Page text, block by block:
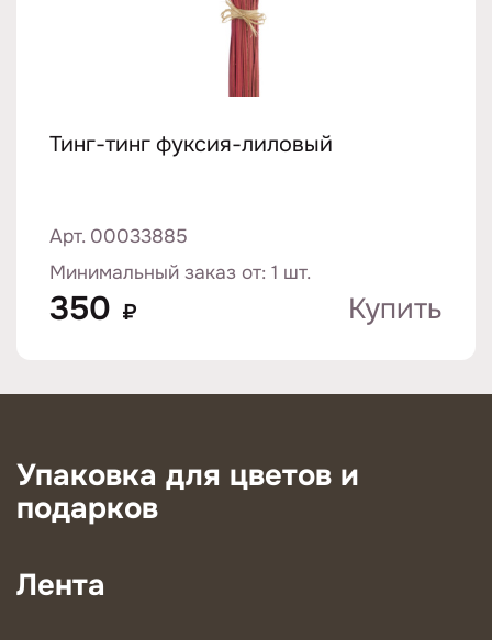
Тинг-тинг фуксия-лиловый
Арт. 00033885
Минимальный заказ от: 1 шт.
350 ₽ Купить
Упаковка для цветов и
подарков
Лента